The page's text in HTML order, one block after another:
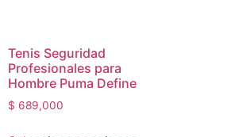
Tenis Seguridad
Profesionales para
Hombre Puma Define
$ 689,000